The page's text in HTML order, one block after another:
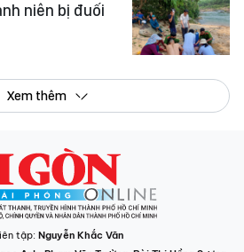
niên bị đuối
Xem thêm
tập: Nguyễn Khắc Văn